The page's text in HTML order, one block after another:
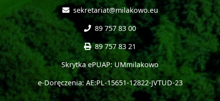
sekretariat@milakowo.eu
89 757 83 00
89 757 83 21
Skrytka ePUAP: UMmilakowo
e-Doręczenia: AE:PL-15651-12822-JVTUD-23